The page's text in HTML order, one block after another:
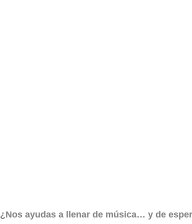
¿Nos ayudas a llenar de música… y de